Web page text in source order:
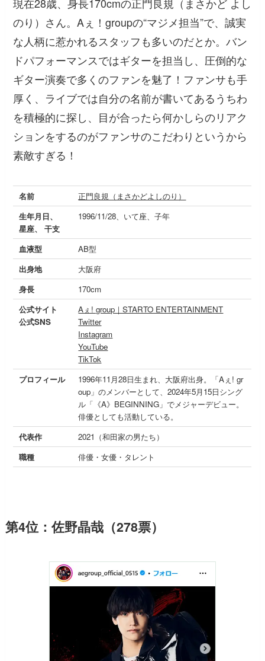
のり）さん。Aぇ！groupの“マジメ担当”で、誠実
な人柄に惹かれるスタッフも多いのだとか。バン
ドパフォーマンスではギターを担当し、圧倒的な
ギター演奏で多くのファンを魅了！ファンサも手
厚く、ライブでは自分の名前が書いてあるうちわ
を積極的に探し、目が合ったら何かしらのリアク
ションをするのがファンサのこだわりというから
素敵すぎる！
名前
正門良規（まさかどよしのり）
生年月日、
星座、 干支
1996/11/28、いて座、子年
血液型
AB型
出身地
大阪府
身長
170cm
公式サイト
公式SNS
Aぇ! group｜STARTO ENTERTAINMENT
Twitter
Instagram
YouTube
TikTok
プロフィール
1996年11月28日生まれ、大阪府出身。「Aぇ! gr
oup」のメンバーとして、2024年5月15日シング
ル「《A》BEGINNING」でメジャーデビュー。
俳優としても活動している。
代表作
2021（和田家の男たち）
職種
俳優・女優・タレント
第4位：佐野晶哉（278票）